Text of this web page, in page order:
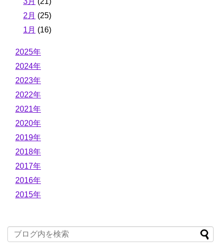
2月 (25)
1月 (16)
2025年
2024年
2023年
2022年
2021年
2020年
2019年
2018年
2017年
2016年
2015年